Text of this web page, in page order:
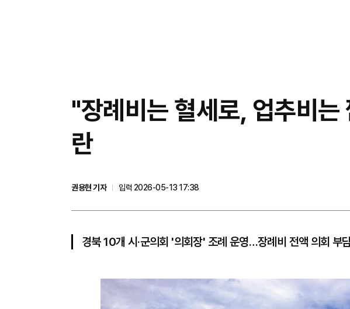
"장례비는 혈세로, 업추비
란
권용현 기자
입력 2026-05-13 17:38
경북 10개 시·군의회 '의회장' 조례 운영…장례비 전액 의회 부